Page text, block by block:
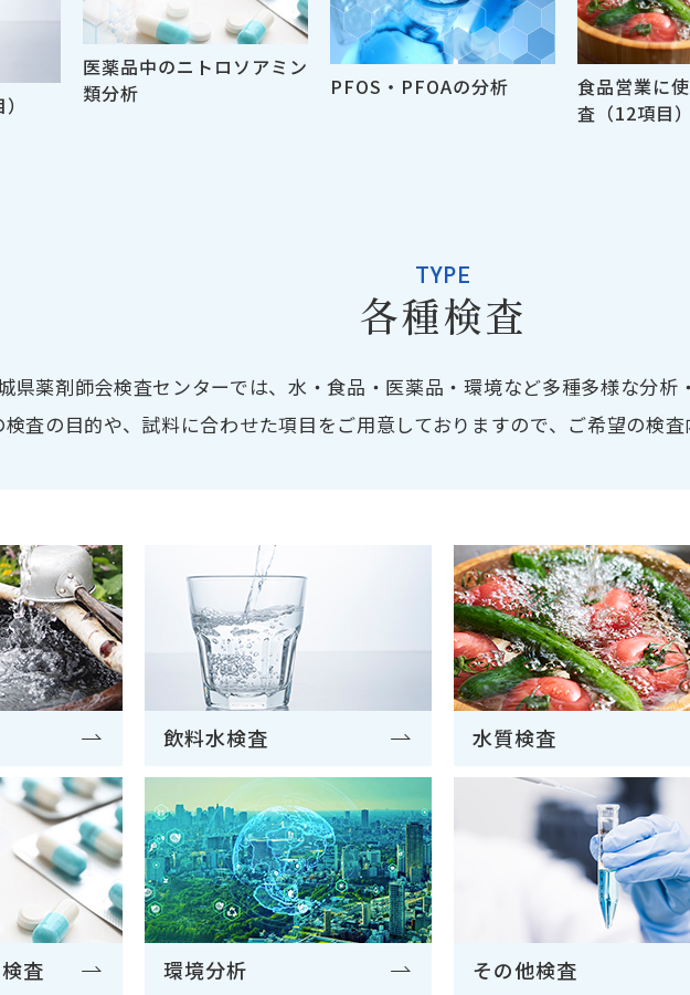
2023.11.29 その他 HPをリニューアルしました
土壌中の除草剤成分の分析について
適格請求書発行事業者登録のお知らせ
2022.01.05 会社について 創立50周年を迎えます
医薬品中のニトロソアミン
類分析
PFOS・PFOAの分析
食品営業に
査（12項目
TYPE
各種検査
県薬剤師会検査センターでは、水・食品・医薬品・環境など多種多様な分析
検査の目的や、試料に合わせた項目をご用意しておりますので、ご希望の検
飲料水検査 水質検査
査 環境分析 その他検査